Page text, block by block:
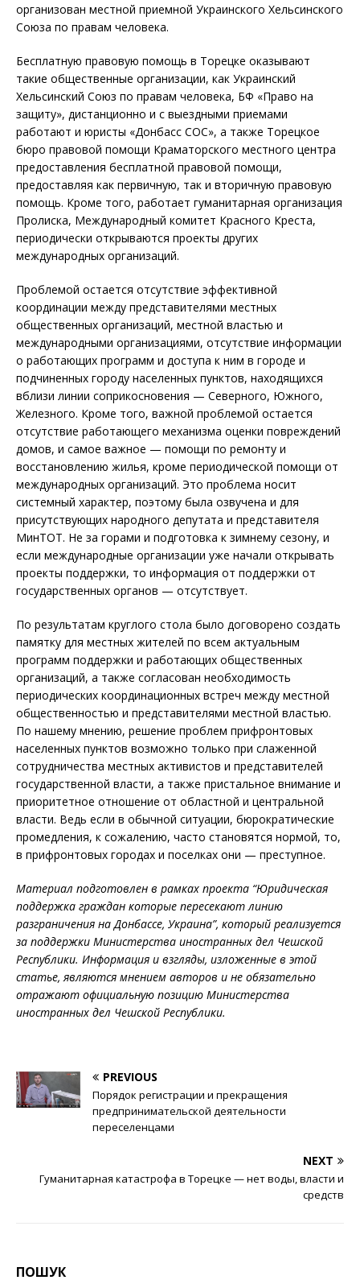
организован местной приемной Украинского Хельсинского
Союза по правам человека.
Бесплатную правовую помощь в Торецке оказывают
такие общественные организации, как Украинский
Хельсинский Союз по правам человека, БФ «Право на
защиту», дистанционно и с выездными приемами
работают и юристы «Донбасс СОС», а также Торецкое
бюро правовой помощи Краматорского местного центра
предоставления бесплатной правовой помощи,
предоставляя как первичную, так и вторичную правовую
помощь. Кроме того, работает гуманитарная организация
Пролиска, Международный комитет Красного Креста,
периодически открываются проекты других
международных организаций.
Проблемой остается отсутствие эффективной
координации между представителями местных
общественных организаций, местной властью и
международными организациями, отсутствие информации
о работающих программ и доступа к ним в городе и
подчиненных городу населенных пунктов, находящихся
вблизи линии соприкосновения — Северного, Южного,
Железного. Кроме того, важной проблемой остается
отсутствие работающего механизма оценки повреждений
домов, и самое важное — помощи по ремонту и
восстановлению жилья, кроме периодической помощи от
международных организаций. Это проблема носит
системный характер, поэтому была озвучена и для
присутствующих народного депутата и представителя
МинТОТ. Не за горами и подготовка к зимнему сезону, и
если международные организации уже начали открывать
проекты поддержки, то информация от поддержки от
государственных органов — отсутствует.
По результатам круглого стола было договорено создать
памятку для местных жителей по всем актуальным
программ поддержки и работающих общественных
организаций, а также согласован необходимость
периодических координационных встреч между местной
общественностью и представителями местной властью.
По нашему мнению, решение проблем прифронтовых
населенных пунктов возможно только при слаженной
сотрудничества местных активистов и представителей
государственной власти, а также пристальное внимание и
приоритетное отношение от областной и центральной
власти. Ведь если в обычной ситуации, бюрократические
промедления, к сожалению, часто становятся нормой, то,
в прифронтовых городах и поселках они — преступное.
Материал подготовлен в рамках проекта “Юридическая
поддержка граждан которые пересекают линию
разграничения на Донбассе, Украина”, который реализуется
за поддержки Министерства иностранных дел Чешской
Республики. Информация и взгляды, изложенные в этой
статье, являются мнением авторов и не обязательно
отражают официальную позицию Министерства
иностранных дел Чешской Республики.
PREVIOUS
Порядок регистрации и прекращения
предпринимательской деятельности
переселенцами
NEXT
Гуманитарная катастрофа в Торецке — нет воды, власти и
средств
ПОШУК